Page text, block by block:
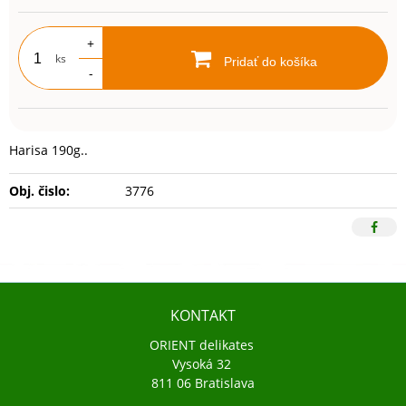
ks
+
-
Pridať do košíka
Harisa 190g..
Obj. čislo: 3776
KONTAKT
ORIENT delikates
Vysoká 32
811 06 Bratislava